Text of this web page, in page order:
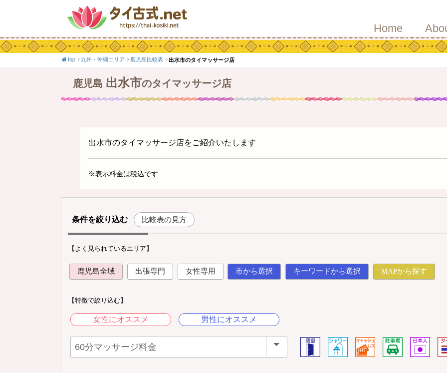
Home
top 九州・沖縄エリア 鹿児島比較表 出水市のタイマッサージ店
鹿児島 出水市のタイマッサージ店
出水市のタイマッサージ店をご紹介いたします
※表示料金は税込です
条件を絞り込む 比較表の見方
【よく見られているエリア】
鹿児島全域 出張専門 女性専用 市から選択 キーワードから選択 MAPから探す
【特徴で絞り込む】
女性にオススメ 男性にオススメ